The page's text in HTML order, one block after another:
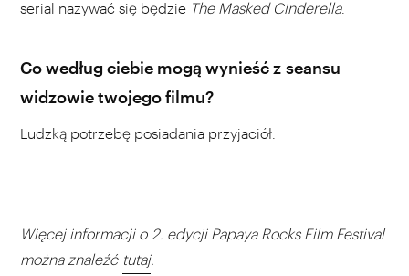
serial nazywać się będzie The Masked Cinderella.
Co według ciebie mogą wynieść z seansu
widzowie twojego filmu?
Ludzką potrzebę posiadania przyjaciół.
Więcej informacji o 2. edycji Papaya Rocks Film Festival
można znaleźć tutaj.